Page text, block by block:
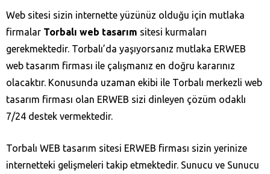
Web sitesi sizin internette yüzünüz olduğu için mutlaka
firmalar Torbalı web tasarım sitesi kurmaları
gerekmektedir. Torbalı’da yaşıyorsanız mutlaka ERWEB
web tasarım firması ile çalışmanız en doğru kararınız
olacaktır. Konusunda uzaman ekibi ile Torbalı merkezli web
tasarım firması olan ERWEB sizi dinleyen çözüm odaklı
7/24 destek vermektedir.
Torbalı WEB tasarım sitesi ERWEB firması sizin yerinize
internetteki gelişmeleri takip etmektedir. Sunucu ve Sunucu